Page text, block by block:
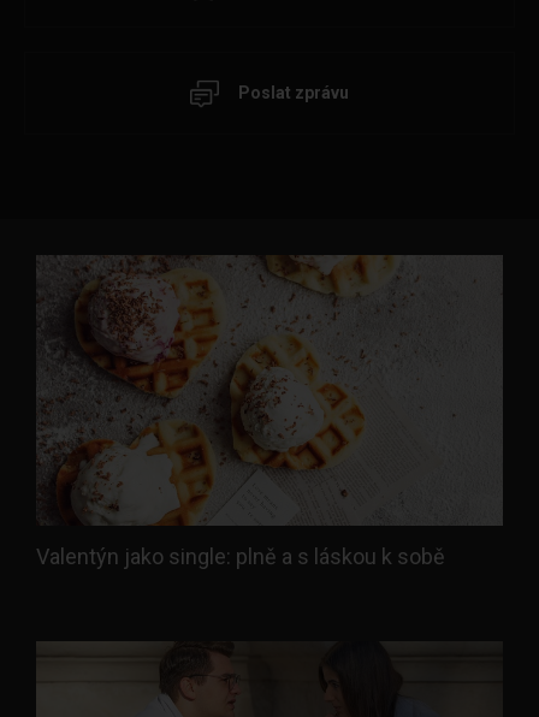
Poslat zprávu
Valentýn jako single: plně a s láskou k sobě